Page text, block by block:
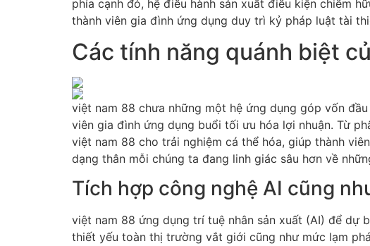
phía cạnh đó, hệ điều hành sản xuất điều kiện chiếm
thành viên gia đình ứng dụng duy trì kỷ pháp luật tài
Các tính năng quánh biệt
việt nam 88 chưa những một hệ ứng dụng góp vốn
viên gia đình ứng dụng buổi tối ưu hóa lợi nhuận. Từ
việt nam 88 cho trải nghiệm cá thể hóa, giúp thành
dạng thân mỗi chúng ta đang linh giác sâu hơn về
Tích hợp công nghệ AI cũng
việt nam 88 ứng dụng trí tuệ nhân sản xuất (AI) để dự
thiết yếu toàn thị trường vắt giới cũng như mức lạm